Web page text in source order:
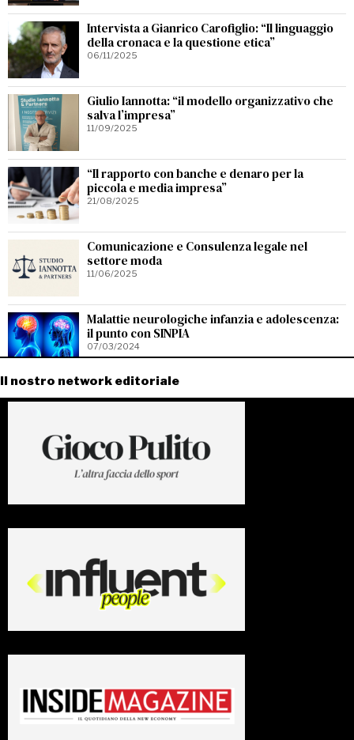
Intervista a Gianrico Carofiglio: “Il linguaggio
della cronaca e la questione etica”
06/11/2025
Giulio Iannotta: “il modello organizzativo che
salva l’impresa”
11/09/2025
“Il rapporto con banche e denaro per la
piccola e media impresa”
21/08/2025
Comunicazione e Consulenza legale nel
settore moda
11/06/2025
Malattie neurologiche infanzia e adolescenza:
il punto con SINPIA
07/03/2024
Il nostro network editoriale